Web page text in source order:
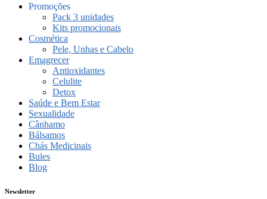
Promoções
Pack 3 unidades
Kits promocionais
Cosmética
Pele, Unhas e Cabelo
Emagrecer
Antioxidantes
Celulite
Detox
Saúde e Bem Estar
Sexualidade
Cânhamo
Bálsamos
Chás Medicinais
Bules
Blog
Newsletter